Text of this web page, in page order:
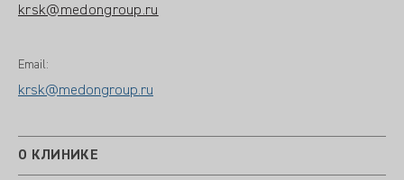
krsk@medongroup.ru
Email:
krsk@medongroup.ru
О КЛИНИКЕ